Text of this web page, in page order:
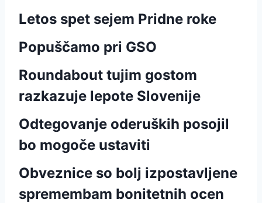
Letos spet sejem Pridne roke
Popuščamo pri GSO
Roundabout tujim gostom
razkazuje lepote Slovenije
Odtegovanje oderuških posojil
bo mogoče ustaviti
Obveznice so bolj izpostavljene
spremembam bonitetnih ocen